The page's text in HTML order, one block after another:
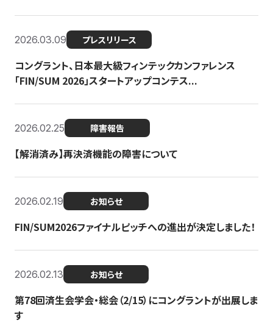
2026.03.09 プレスリリース
コングラント、日本最大級フィンテックカンファレンス
「FIN/SUM 2026」スタートアップコンテス...
2026.02.25 障害報告
【解消済み】再決済機能の障害について
2026.02.19 お知らせ
FIN/SUM2026ファイナルピッチへの進出が決定しました！
2026.02.13 お知らせ
第78回済生会学会・総会（2/15）にコングラントが出展しま
す